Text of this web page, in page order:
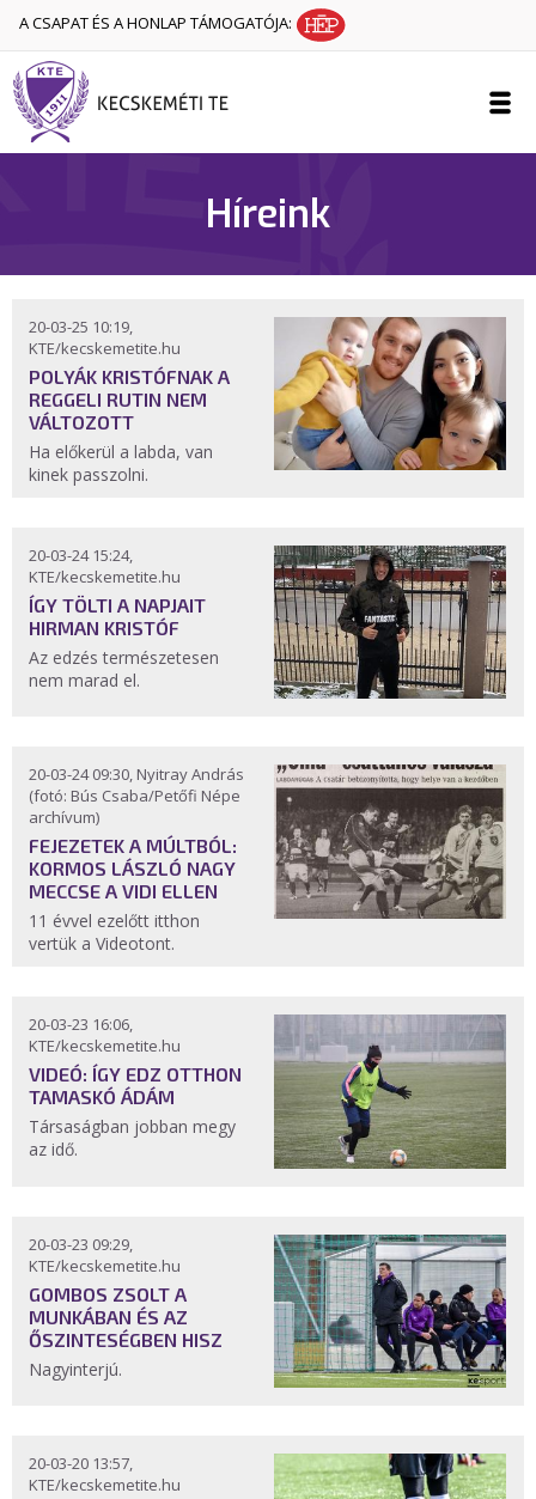
A CSAPAT ÉS A HONLAP TÁMOGATÓJA:
Híreink
20-03-25 10:19,
KTE/kecskemetite.hu
POLYÁK KRISTÓFNAK A
REGGELI RUTIN NEM
VÁLTOZOTT
Ha előkerül a labda, van
kinek passzolni.
20-03-24 15:24,
KTE/kecskemetite.hu
ÍGY TÖLTI A NAPJAIT
HIRMAN KRISTÓF
Az edzés természetesen
nem marad el.
20-03-24 09:30, Nyitray András
(fotó: Bús Csaba/Petőfi Népe
archívum)
FEJEZETEK A MÚLTBÓL:
KORMOS LÁSZLÓ NAGY
MECCSE A VIDI ELLEN
11 évvel ezelőtt itthon
vertük a Videotont.
20-03-23 16:06,
KTE/kecskemetite.hu
VIDEÓ: ÍGY EDZ OTTHON
TAMASKÓ ÁDÁM
Társaságban jobban megy
az idő.
20-03-23 09:29,
KTE/kecskemetite.hu
GOMBOS ZSOLT A
MUNKÁBAN ÉS AZ
ŐSZINTESÉGBEN HISZ
Nagyinterjú.
20-03-20 13:57,
KTE/kecskemetite.hu